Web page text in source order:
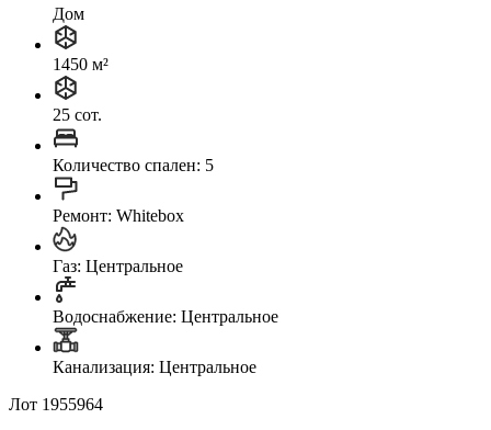
Дом
1450 м²
25 сот.
Количество спален: 5
Ремонт: Whitebox
Газ: Центральное
Водоснабжение: Центральное
Канализация: Центральное
Лот 1955964